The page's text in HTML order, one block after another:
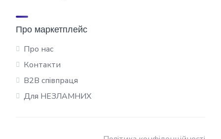
Про маркетплейс
Про нас
Контакти
B2B співпраця
Для НЕЗЛАМНИХ